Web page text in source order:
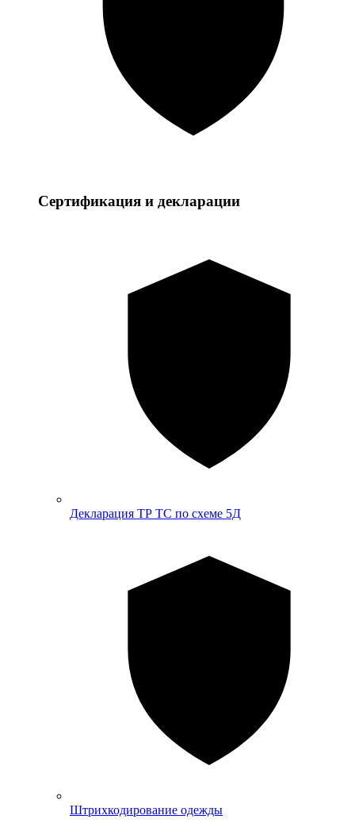
Сертификация и декларации
Декларация ТР ТС по схеме 5Д
Штрихкодирование одежды